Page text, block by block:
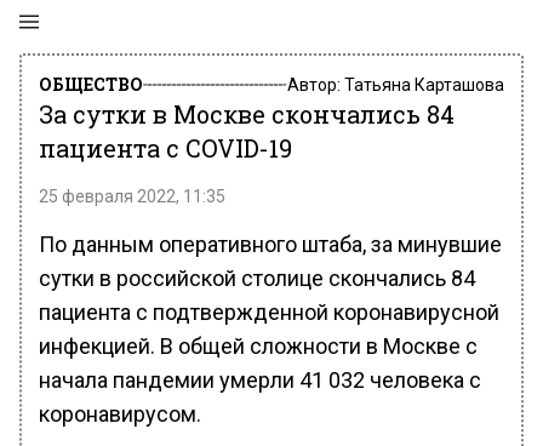
ОБЩЕСТВО Автор: Татьяна Карташова
За сутки в Москве скончались 84
пациента с COVID-19
25 февраля 2022, 11:35
По данным оперативного штаба, за минувшие
сутки в российской столице скончались 84
пациента с подтвержденной коронавирусной
инфекцией. В общей сложности в Москве с
начала пандемии умерли 41 032 человека с
коронавирусом.